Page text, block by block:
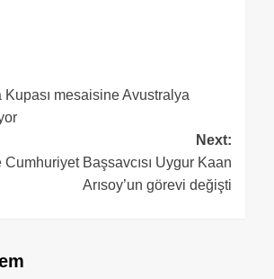
mesaisine Avustralya
Next:
Başsavcısı Uygur Kaan
Arısoy’un görevi değişti